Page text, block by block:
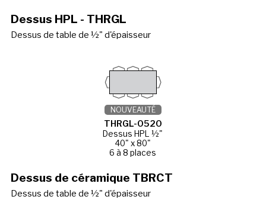
Dessus HPL - THRGL
Dessus de table de ½" d'épaisseur
THRGL-0520
Dessus HPL ½"
40" x 80"
6 à 8 places
NOUVEAUTÉ
Dessus de céramique TBRCT
Dessus de table de ½" d'épaisseur